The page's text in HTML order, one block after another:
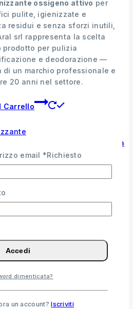
ossigeno attivo per
pulite, igienizzate e
residui e senza sforzi inutili,
Aral srl rappresenta la scelta
prodotto per pulizia
e deodorazione —
di un marchio professionale e
20 anni nel settore.
Carrello
Pavimenti Igienizzante a
d’ammonio
per igienizzare i tuoi
di scarpe!
email *Richiesto
Accedi
dimenticata?
un account?Iscriviti